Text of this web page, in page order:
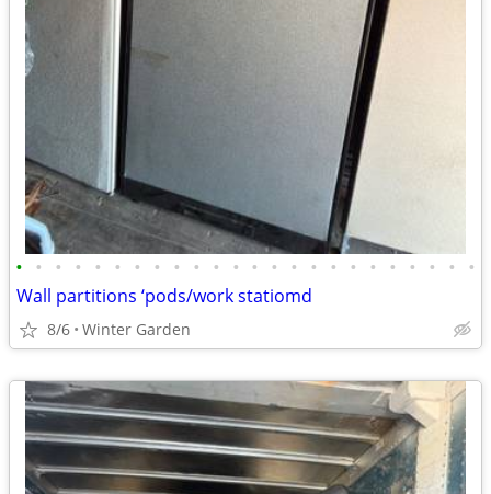
• • • • • • • • • • • • • • • • • • • • • • • •
Wall partitions ‘pods/work statiomd
8/6 Winter Garden